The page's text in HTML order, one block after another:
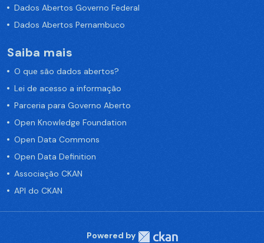
Dados Abertos Governo Federal
Dados Abertos Pernambuco
Saiba mais
O que são dados abertos?
Lei de acesso a informação
Parceria para Governo Aberto
Open Knowledge Foundation
Open Data Commons
Open Data Definition
Associação CKAN
API do CKAN
Powered by